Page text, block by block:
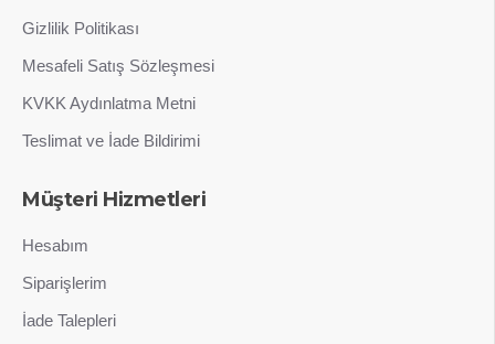
Gizlilik Politikası
Mesafeli Satış Sözleşmesi
KVKK Aydınlatma Metni
Teslimat ve İade Bildirimi
Müşteri Hizmetleri
Hesabım
Siparişlerim
İade Talepleri